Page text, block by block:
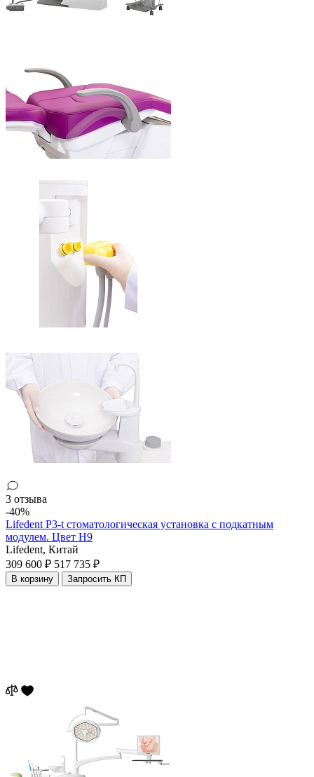
3 отзыва
-40%
Lifedent P3-t стоматологическая установка с подкатным
модулем. Цвет H9
Lifedent, Китай
309 600 ₽ 517 735 ₽
В корзину Запросить КП